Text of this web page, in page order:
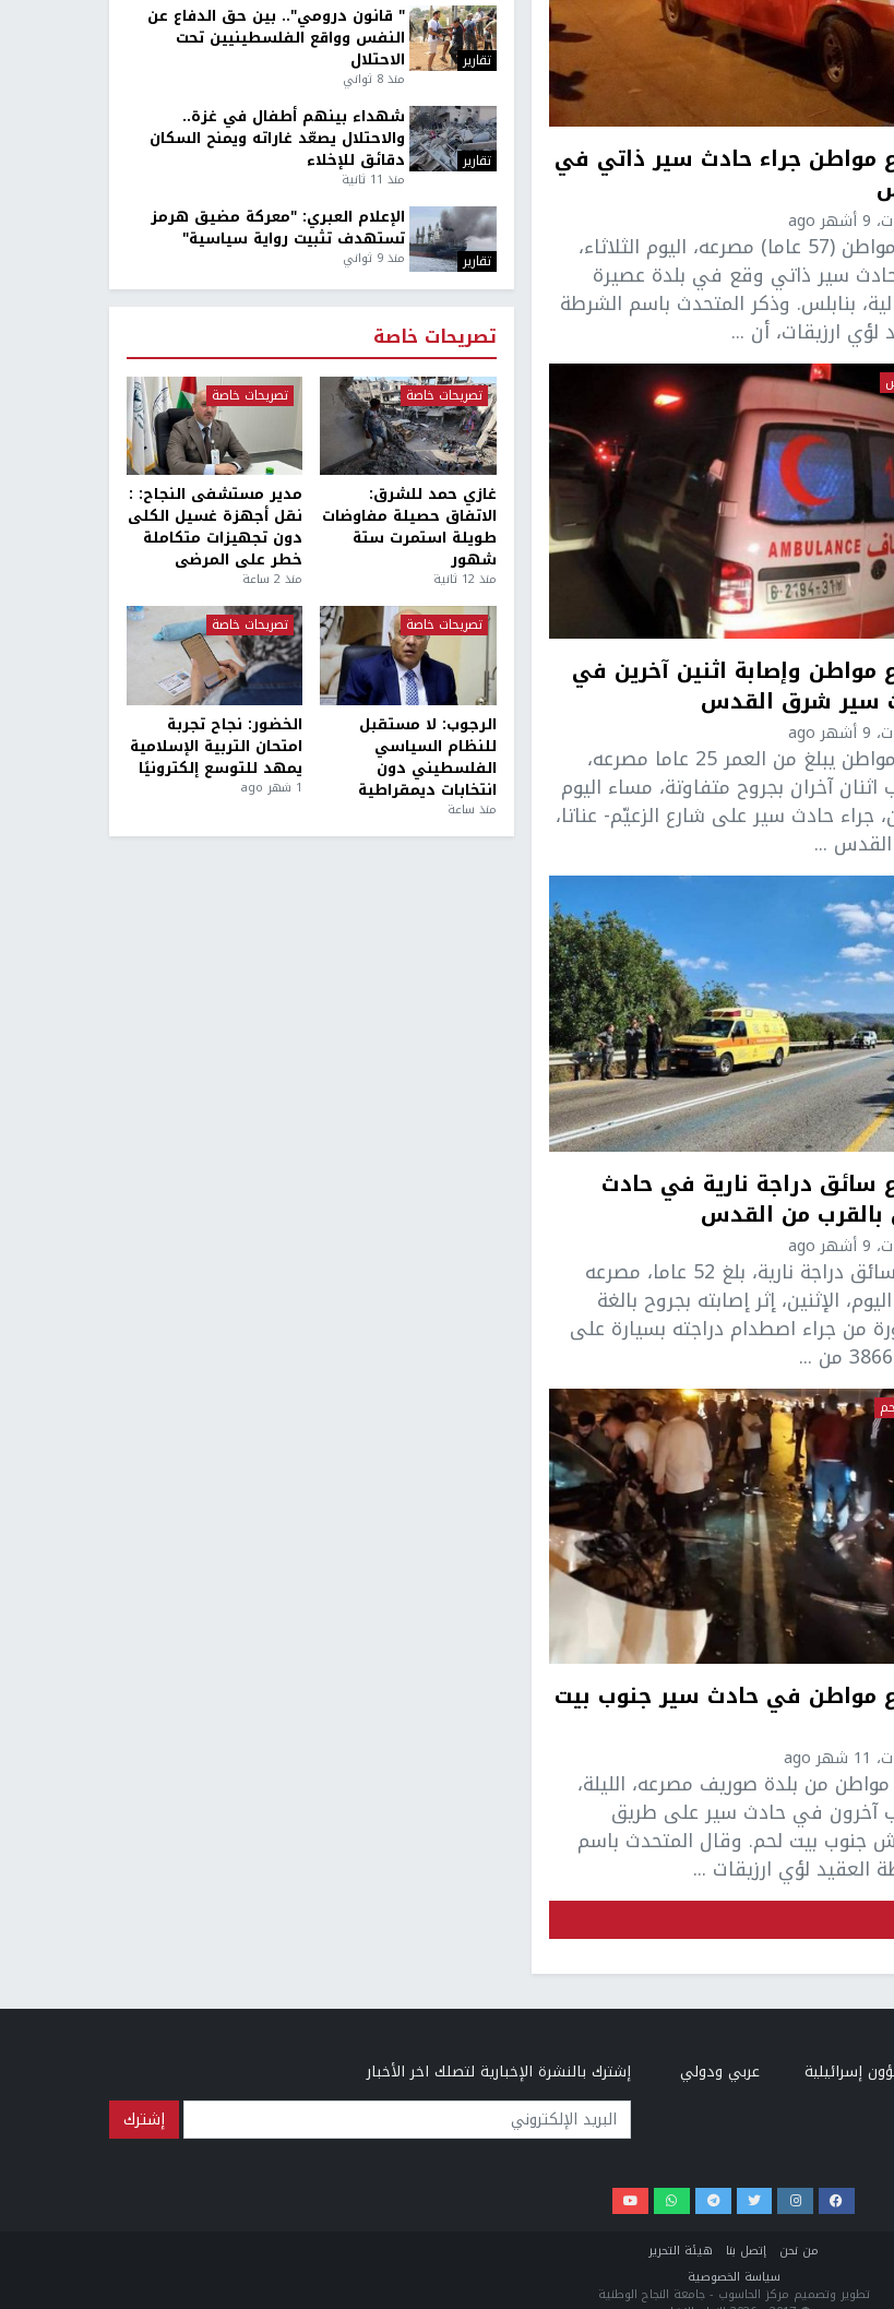
مواطن جراء حادث سير ذاتي في
لقي مواطن (57 عاما) مصرعه، اليوم الثلاثاء،
سير ذاتي وقع في بلدة عصيرة
بنابلس. وذكر المتحدث باسم الشرطة
لؤي ارزيقات، أن ...
مواطن وإصابة اثنين آخرين في
سير شرق القدس
لقي مواطن يبلغ من العمر 25 عاما مصرعه،
اثنان آخران بجروح متفاوتة، مساء اليوم
جراء حادث سير على شارع الزعيّم- عناتا،
...
سائق دراجة نارية في حادث
من القدس
لقي سائق دراجة نارية، بلغ 52 عاما، مصرعه
الإثنين، إثر إصابته بجروح بالغة
من جراء اصطدام دراجته بسيارة على
مواطن في حادث سير جنوب بيت
من بلدة صوريف مصرعه، الليلة،
آخرون في حادث سير على طريق
جنوب بيت لحم. وقال المتحدث باسم
العقيد لؤي ارزيقات ...
تقارير
" قانون درومي".. بين حق الدفاع عن
النفس وواقع الفلسطينيين تحت
الاحتلال
منذ 8 ثواني
تقارير
شهداء بينهم أطفال في غزة..
والاحتلال يصعّد غاراته ويمنح السكان
دقائق للإخلاء
منذ 11 ثانية
تقارير
الإعلام العبري: "معركة مضيق هرمز
تستهدف تثبيت رواية سياسية"
منذ 9 ثواني
تصريحات خاصة
تصريحات خاصة
غازي حمد للشرق:
الاتفاق حصيلة مفاوضات
طويلة استمرت ستة
شهور
منذ 12 ثانية
تصريحات خاصة
مدير مستشفى النجاح: :
نقل أجهزة غسيل الكلى
دون تجهيزات متكاملة
خطر على المرضى
منذ 2 ساعة
تصريحات خاصة
الرجوب: لا مستقبل
للنظام السياسي
الفلسطيني دون
انتخابات ديمقراطية
منذ ساعة
تصريحات خاصة
الخضور: نجاح تجربة
امتحان التربية الإسلامية
يمهد للتوسع إلكترونيًا
1 شهر ago
إسرائيلية
عربي ودولي
إشترك بالنشرة الإخبارية لتصلك اخر الأخبار
البريد الإلكتروني
من نحن إتصل بنا
هيئة التحرير
سياسة الخصوصية
تطوير وتصميم مركز الحاسوب - جامعة النجاح الوطنية